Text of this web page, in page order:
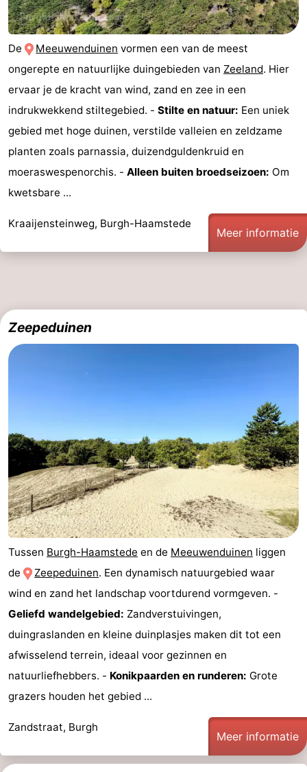
Praktisch
Jongeren
Forum
Route
-
Parkeren
Reisboekenwinkel
Holland
-
Leiden
Bollenstreek
Hollands
Duin
Noordwijk
Katwijk
-
Scheveningen
-
Den
Haag
-
Rotterdam
-
Rockanje
Zeeland
Schouwen-
Duiveland
-
Brouwershaven
-
Bruinisse
-
Zierikzee
-
De Meeuwenduinen vormen een van de meest
ongerepte en natuurlijke duingebieden van Zeeland. Hier
ervaar je de kracht van wind, zand en zee in een
indrukwekkend stiltegebied. - Stilte en natuur: Een uniek
gebied met hoge duinen, verstilde valleien en zeldzame
planten zoals parnassia, duizendguldenkruid en
moeraswespenorchis. - Alleen buiten broedseizoen: Om
kwetsbare ...
Kraaijensteinweg, Burgh-Haamstede
Meer informatie
Zeepeduinen
Tussen Burgh-Haamstede en de Meeuwenduinen liggen
de
Zeepeduinen. Een dynamisch natuurgebied waar
wind en zand het landschap voortdurend vormgeven. -
Geliefd wandelgebied: Zandverstuivingen,
duingraslanden en kleine duinplasjes maken dit tot een
afwisselend terrein, ideaal voor gezinnen en
natuurliefhebbers. - Konikpaarden en runderen: Grote
grazers houden het gebied ...
Zandstraat, Burgh
Meer informatie